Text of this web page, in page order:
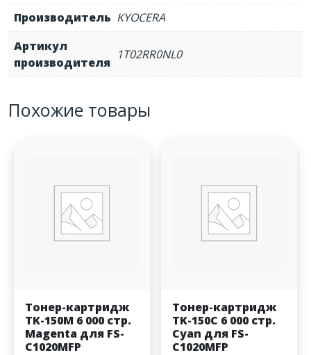
Производитель KYOCERA
Артикул
производителя
1T02RR0NL0
Похожие товары
Тонер-картридж
TK-150M 6 000 стр.
Magenta для FS-
C1020MFP
Тонер-картридж
TK-150C 6 000 стр.
Cyan для FS-
C1020MFP